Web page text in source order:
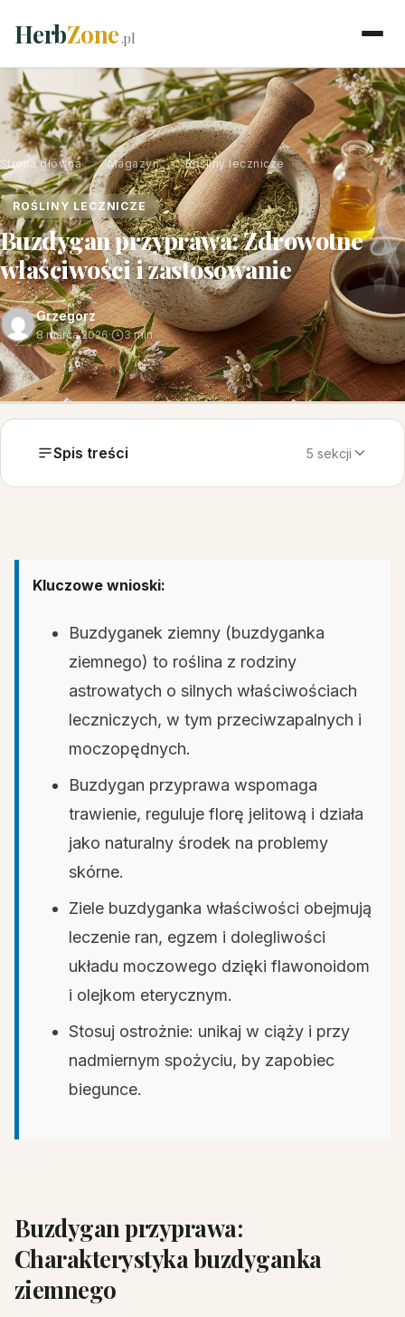
HerbZone.pl
Strona główna › Magazyn › Rośliny lecznicze
ROŚLINY LECZNICZE
Buzdygan przyprawa: Zdrowotne
właściwości i zastosowanie
Grzegorz
8 marca 2026· 3 min
Spis treści 5 sekcji
Kluczowe wnioski:
Buzdyganek ziemny (buzdyganka
ziemnego) to roślina z rodziny
astrowatych o silnych właściwościach
leczniczych, w tym przeciwzapalnych i
moczopędnych.
Buzdygan przyprawa wspomaga
trawienie, reguluje florę jelitową i działa
jako naturalny środek na problemy
skórne.
Ziele buzdyganka właściwości obejmują
leczenie ran, egzem i dolegliwości
układu moczowego dzięki flawonoidom
i olejkom eterycznym.
Stosuj ostrożnie: unikaj w ciąży i przy
nadmiernym spożyciu, by zapobiec
biegunce.
Buzdygan przyprawa:
Charakterystyka buzdyganka
ziemnego